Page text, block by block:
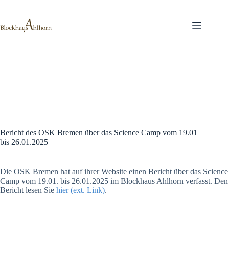
springen
Bericht des OSK Bremen über das Science Camp vom 19.01
bis 26.01.2025
Die OSK Bremen hat auf ihrer Website einen Bericht über das Science
Camp vom 19.01. bis 26.01.2025 im Blockhaus Ahlhorn verfasst. Den
Bericht lesen Sie hier (ext. Link).